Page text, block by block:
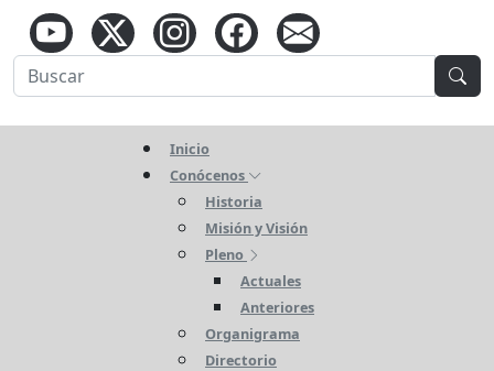
Inicio
Conócenos
Historia
Misión y Visión
Pleno
Actuales
Anteriores
Organigrama
Directorio